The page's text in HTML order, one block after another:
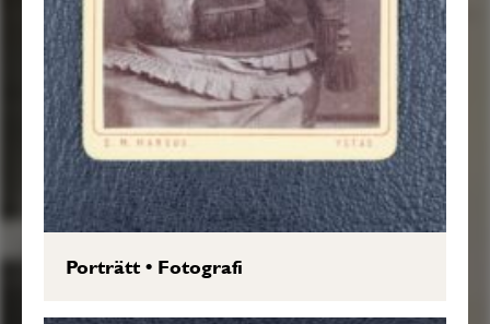
Porträtt• Fotografi